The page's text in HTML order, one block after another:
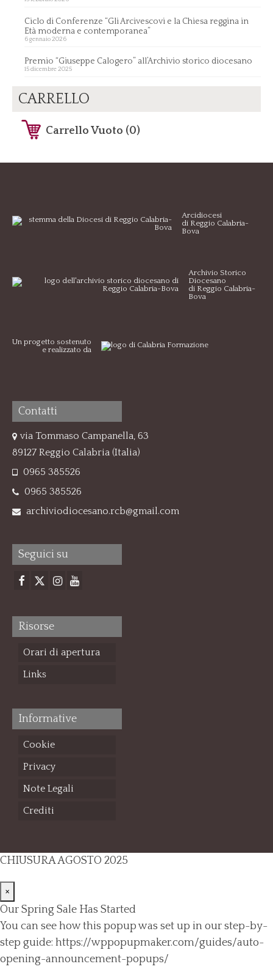
Ciclo di Conferenze “Gli Arcivescovi e la Chiesa reggina in
Età moderna e contemporanea”
6 gennaio 2026
Premio “Giuseppe Calogero” all’Archivio storico diocesano
15 dicembre 2025
CARRELLO
Carrello Vuoto (0)
Arcidiocesi
di Reggio Calabria-
Bova
Archivio Storico
Diocesano
di Reggio Calabria-
Bova
Un progetto sostenuto
e realizzato da
Contatti
via Tommaso Campanella, 63
89127 Reggio Calabria (Italia)
0965 385526
0965 385526
archiviodiocesano.rcb@gmail.com
Seguici su
Risorse
Orari di apertura
Links
Informative
Cookie
Privacy
Note Legali
Crediti
CHIUSURA AGOSTO 2025
×
Our Spring Sale Has Started
You can see how this popup was set up in our step-by-
step guide: https://wppopupmaker.com/guides/auto-
opening-announcement-popups/